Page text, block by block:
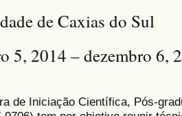
de Caxias do Sul
5, 2014 – dezembro 6,
de Iniciação Científica, Pós-